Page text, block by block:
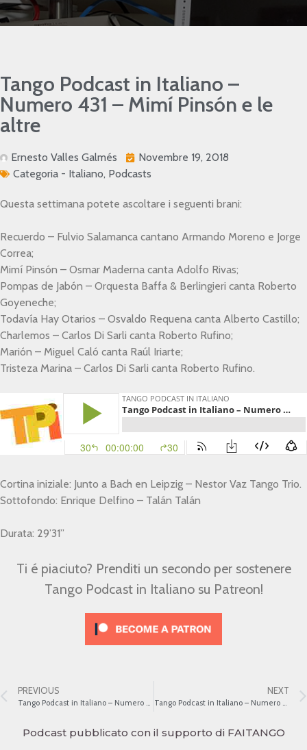
Tango Podcast in Italiano –
Numero 431 – Mimí Pinsón e le
altre
Ernesto Valles Galmés
Novembre 19, 2018
Categoria - Italiano, Podcasts
Questa settimana potete ascoltare i seguenti brani:
Recuerdo – Fulvio Salamanca cantano Armando Moreno e Jorge
Correa;
Mimí Pinsón – Osmar Maderna canta Adolfo Rivas;
Pompas de Jabón – Orquesta Baffa & Berlingieri canta Roberto
Goyeneche;
Todavía Hay Otarios – Osvaldo Requena canta Alberto Castillo;
Charlemos – Carlos Di Sarli canta Roberto Rufino;
Marión – Miguel Caló canta Raúl Iriarte;
Tristeza Marina – Carlos Di Sarli canta Roberto Rufino.
Cortina iniziale: Junto a Bach en Leipzig – Nestor Vaz Tango Trio.
Sottofondo: Enrique Delfino – Talán Talán
Durata: 29’31”
Ti é piaciuto? Prenditi un secondo per sostenere
Tango Podcast in Italiano su Patreon!
PREVIOUS
Tango Podcast in Italiano – Numero 430 – Parigi nei versi
NEXT
Tango Podcast in Italiano – Numero 432 – Gli uomini in viaggio verso Parigi
Podcast pubblicato con il supporto di FAITANGO